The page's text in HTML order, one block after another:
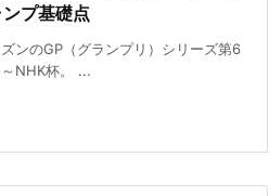
プ基礎点
ンのGP（グランプリ）シリーズ第6
NHK杯。 ...